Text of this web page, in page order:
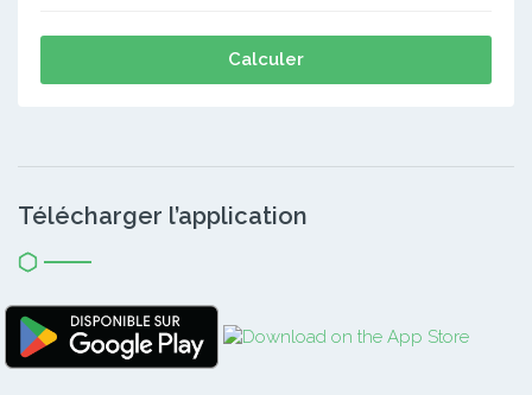
Calculer
Télécharger l’application